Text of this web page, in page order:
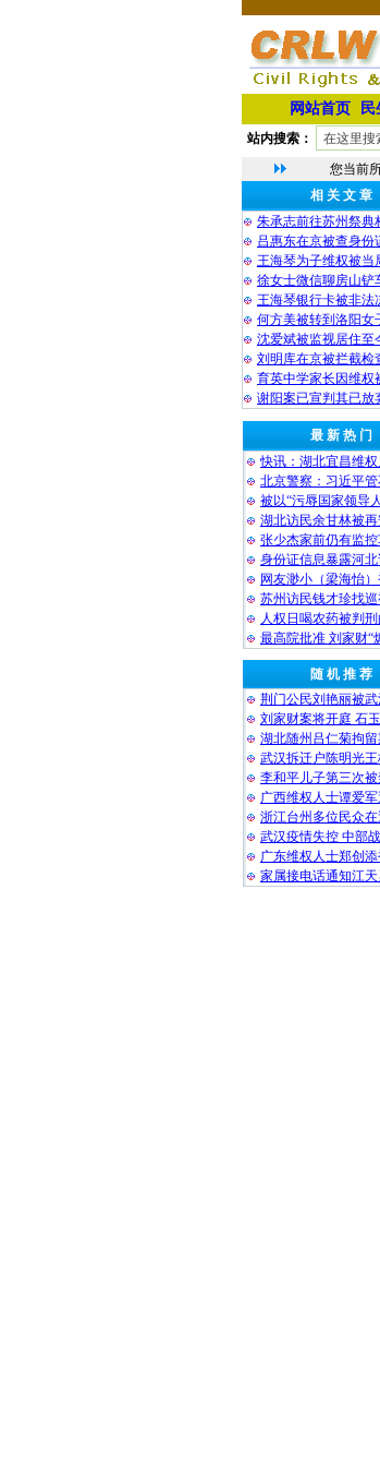
网站首页 民
站内搜索：
您当前
相 关 文 章
朱承志前往苏州祭典
吕惠东在京被查身份
王海琴为子维权被当
徐女士微信聊房山铲
王海琴银行卡被非法
何方美被转到洛阳女
沈爱斌被监视居住至
刘明库在京被拦截检
育英中学家长因维权
谢阳案已宣判其已放
最 新 热 门
快讯：湖北宜昌维权
北京警察：习近平
被以“污辱国家领导
湖北访民余甘林被
张少杰家前仍有监
身份证信息暴露河
网友渺小（梁海怡
苏州访民钱才珍找巡
人权日喝农药被判
最高院批准 刘家财“
随 机 推 荐
荆门公民刘艳丽被
刘家财案将开庭 石
湖北随州吕仁菊拘留
武汉拆迁户陈明光王
李和平儿子第三次
广西维权人士谭爱
浙江台州多位民众在
武汉疫情失控 中部
广东维权人士郑创
家属接电话通知江